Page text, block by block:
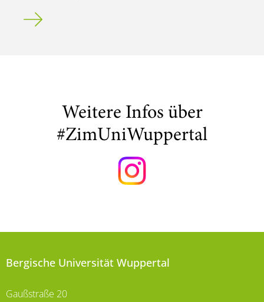
Änderungen Sicherheitsmaßnahmen E-Mail- System zum
Weitere Infos über
#ZimUniWuppertal
Bergische Universität Wuppertal
Gaußstraße 20